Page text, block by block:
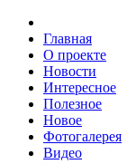
Главная
О проекте
Новости
Интересное
Полезное
Новое
Фотогалерея
Видео